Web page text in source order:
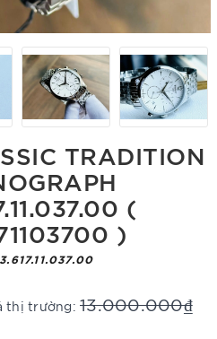
TRADITION
(
)
thị trường: 13.000.000₫